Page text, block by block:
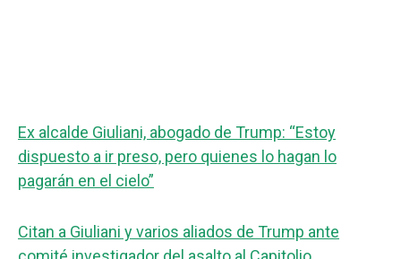
Ex alcalde Giuliani, abogado de Trump: “Estoy
dispuesto a ir preso, pero quienes lo hagan lo
pagarán en el cielo”
Citan a Giuliani y varios aliados de Trump ante